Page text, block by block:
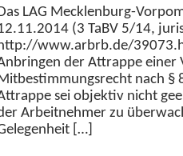
LAG Mecklenburg-
(3 TaBV 5/14,
www.arbrb.de/
der Attrappe einer
nach §
sei objektiv nicht
Arbeitnehmer zu
[…]